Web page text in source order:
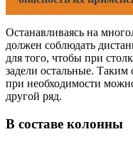
Останавливаясь на
должен соблюдать
для того, чтобы при
задели остальные. Таким
при необходимости
другой ряд.
В составе колонны